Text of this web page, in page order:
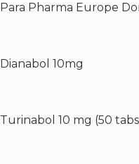
Para Pharma Europe
Dianabol 10mg
Turinabol 10 mg (50